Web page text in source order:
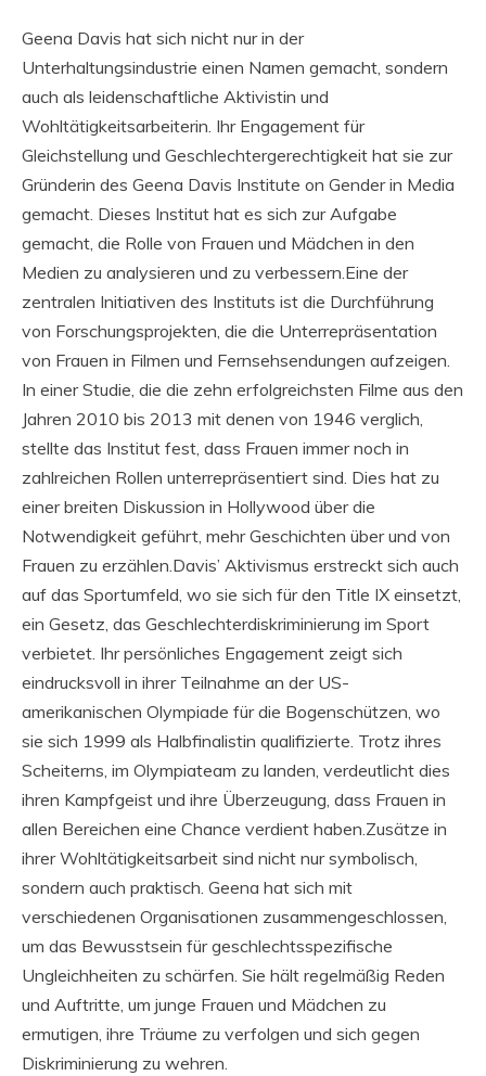
Geena Davis hat sich nicht nur in der
Unterhaltungsindustrie einen Namen gemacht, sondern
auch als leidenschaftliche Aktivistin und
Wohltätigkeitsarbeiterin. Ihr Engagement für
Gleichstellung und Geschlechtergerechtigkeit hat sie zur
Gründerin des Geena Davis Institute on Gender in Media
gemacht. Dieses Institut hat es sich zur Aufgabe
gemacht, die Rolle von Frauen und Mädchen in den
Medien zu analysieren und zu verbessern.Eine der
zentralen Initiativen des Instituts ist die Durchführung
von Forschungsprojekten, die die Unterrepräsentation
von Frauen in Filmen und Fernsehsendungen aufzeigen.
In einer Studie, die die zehn erfolgreichsten Filme aus den
Jahren 2010 bis 2013 mit denen von 1946 verglich,
stellte das Institut fest, dass Frauen immer noch in
zahlreichen Rollen unterrepräsentiert sind. Dies hat zu
einer breiten Diskussion in Hollywood über die
Notwendigkeit geführt, mehr Geschichten über und von
Frauen zu erzählen.Davis’ Aktivismus erstreckt sich auch
auf das Sportumfeld, wo sie sich für den Title IX einsetzt,
ein Gesetz, das Geschlechterdiskriminierung im Sport
verbietet. Ihr persönliches Engagement zeigt sich
eindrucksvoll in ihrer Teilnahme an der US-
amerikanischen Olympiade für die Bogenschützen, wo
sie sich 1999 als Halbfinalistin qualifizierte. Trotz ihres
Scheiterns, im Olympiateam zu landen, verdeutlicht dies
ihren Kampfgeist und ihre Überzeugung, dass Frauen in
allen Bereichen eine Chance verdient haben.Zusätze in
ihrer Wohltätigkeitsarbeit sind nicht nur symbolisch,
sondern auch praktisch. Geena hat sich mit
verschiedenen Organisationen zusammengeschlossen,
um das Bewusstsein für geschlechtsspezifische
Ungleichheiten zu schärfen. Sie hält regelmäßig Reden
und Auftritte, um junge Frauen und Mädchen zu
ermutigen, ihre Träume zu verfolgen und sich gegen
Diskriminierung zu wehren.